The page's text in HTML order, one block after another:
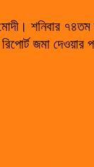
শনিবার
জমা